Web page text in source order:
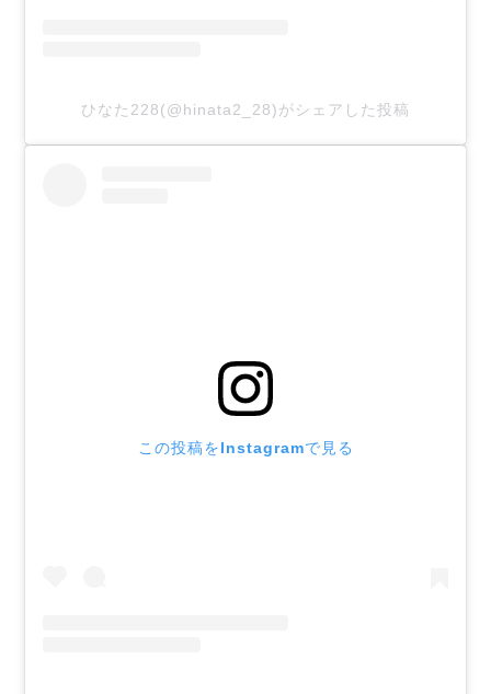
ひなた228(@hinata2_28)がシェアした投稿
この投稿をInstagramで見る